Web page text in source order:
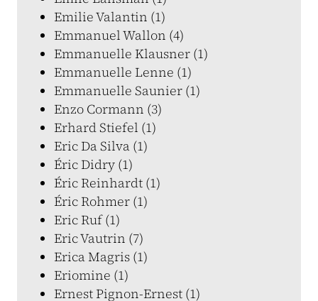
Emilie Valantin (1)
Emmanuel Wallon (4)
Emmanuelle Klausner (1)
Emmanuelle Lenne (1)
Emmanuelle Saunier (1)
Enzo Cormann (3)
Erhard Stiefel (1)
Eric Da Silva (1)
Éric Didry (1)
Éric Reinhardt (1)
Éric Rohmer (1)
Eric Ruf (1)
Eric Vautrin (7)
Erica Magris (1)
Eriomine (1)
Ernest Pignon-Ernest (1)